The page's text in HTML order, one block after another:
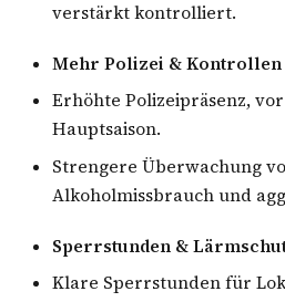
verstärkt kontrolliert.
Mehr Polizei & Kontrollen
Erhöhte Polizeipräsenz,
Hauptsaison.
Strengere Überwachung
Alkoholmissbrauch und
Sperrstunden &
Klare Sperrstunden für